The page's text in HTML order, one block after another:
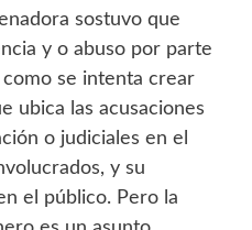
sostuvo que
y o abuso por parte
se intenta crear
ubica las acusaciones
o judiciales en el
y su
el público. Pero la